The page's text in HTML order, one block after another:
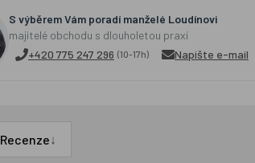
S výběrem Vám poradí manželé Loudínovi
majitelé obchodu s dlouholetou praxí
+420 775 247 296 (10-17h) Napište e-mail
Recenze↓